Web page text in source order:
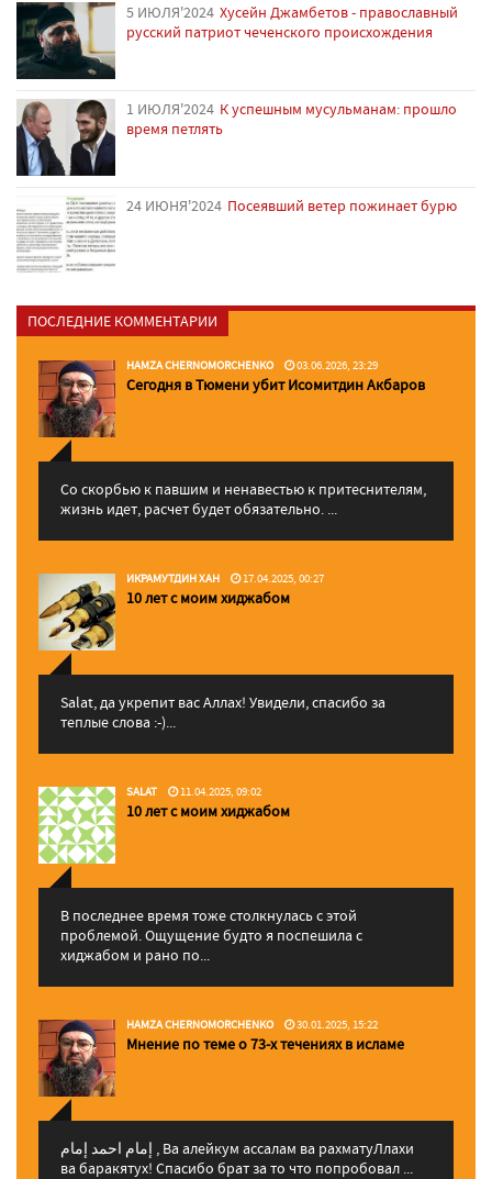
5 ИЮЛЯ'2024 Хусейн Джамбетов - православный
русский патриот чеченского происхождения
1 ИЮЛЯ'2024 К успешным мусульманам: прошло
время петлять
24 ИЮНЯ'2024 Посеявший ветер пожинает бурю
ПОСЛЕДНИЕ КОММЕНТАРИИ
HAMZA CHERNOMORCHENKO 03.06.2026, 23:29
Сегодня в Тюмени убит Исомитдин Акбаров
Со скорбью к павшим и ненавестью к притеснителям,
жизнь идет, расчет будет обязательно. ...
ИКРАМУТДИН ХАН 17.04.2025, 00:27
10 лет с моим хиджабом
Salat, да укрепит вас Аллаx! Увидели, спасибо за
теплые слова :-)...
SALAT 11.04.2025, 09:02
10 лет с моим хиджабом
В последнее время тоже столкнулась с этой
проблемой. Ощущение будто я поспешила с
хиджабом и рано по...
HAMZA CHERNOMORCHENKO 30.01.2025, 15:22
Мнение по теме о 73-х течениях в исламе
إمام احمد إمام , Ва алейкум ассалам ва рахматуЛлахи
ва баракятух! Спасибо брат за то что попробовал ...